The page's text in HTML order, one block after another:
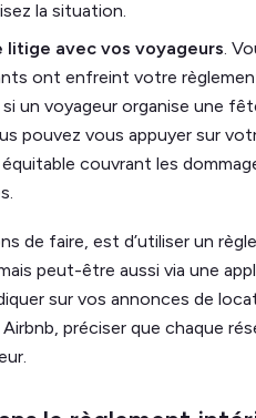
la situation.
litige avec vos voyageurs .
ont enfreint votre
un voyageur organise une
pouvez vous appuyer sur
couvrant les
de faire, est d’utiliser un
peut-être aussi via une
sur vos annonces de
préciser que chaque